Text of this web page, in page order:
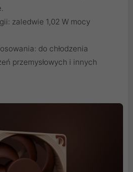
zaledwie 1,02 W mocy
do chłodzenia
przemysłowych i innych